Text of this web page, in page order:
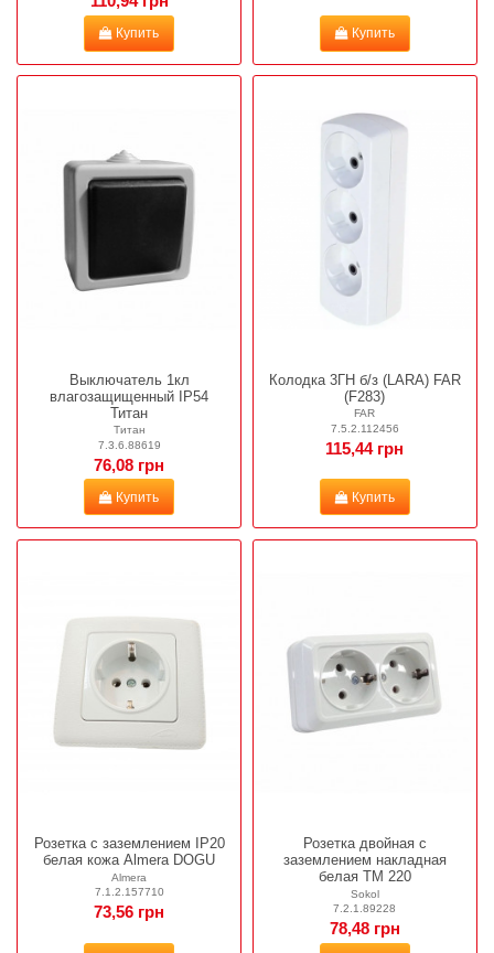
Купить Купить
Выключатель 1кл
влагозащищенный IP54
Титан
Титан
7.3.6.88619
76,08 грн
Купить
Колодка 3ГН б/з (LARA) FAR
(F283)
FAR
7.5.2.112456
115,44 грн
Купить
Розетка с заземлением IP20
белая кожа Almera DOGU
Almera
7.1.2.157710
73,56 грн
Розетка двойная с
заземлением накладная
белая ТМ 220
Sokol
7.2.1.89228
78,48 грн